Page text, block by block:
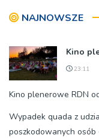
NAJNOWSZE
Kino
23:11
Kino plenerowe RDN
Wypadek quada z
poszkodowanych osób